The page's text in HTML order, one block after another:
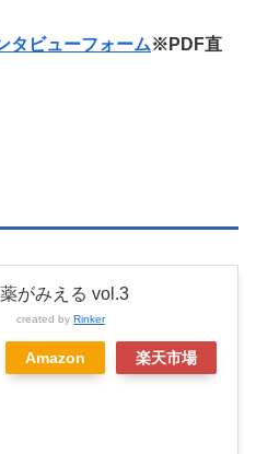
タビューフォーム※PDF直
薬がみえる vol.3
created by Rinker
Amazon 楽天市場